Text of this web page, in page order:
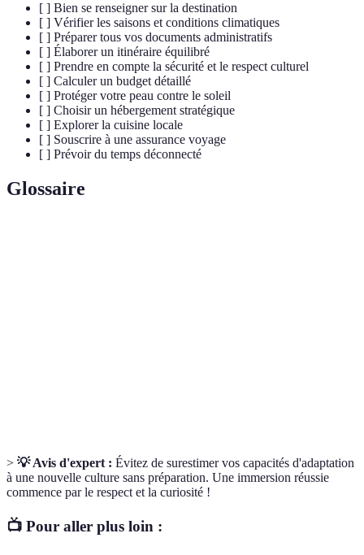
[ ] Bien se renseigner sur la destination
[ ] Vérifier les saisons et conditions climatiques
[ ] Préparer tous vos documents administratifs
[ ] Élaborer un itinéraire équilibré
[ ] Prendre en compte la sécurité et le respect culturel
[ ] Calculer un budget détaillé
[ ] Protéger votre peau contre le soleil
[ ] Choisir un hébergement stratégique
[ ] Explorer la cuisine locale
[ ] Souscrire à une assurance voyage
[ ] Prévoir du temps déconnecté
Glossaire
> 💡 Avis d'expert : Évitez de surestimer vos capacités d'adaptation
à une nouvelle culture sans préparation. Une immersion réussie
commence par le respect et la curiosité !
📺 Pour aller plus loin :